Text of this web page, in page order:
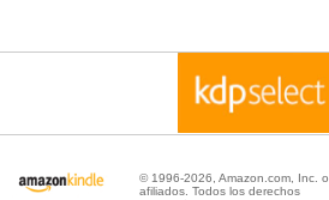
© 1996-2026, Amazon.com, Inc. o
afiliados. Todos los derechos